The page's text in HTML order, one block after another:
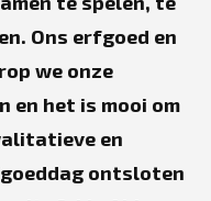
Ons erfgoed en
we onze
en het is mooi om
en
ontsloten